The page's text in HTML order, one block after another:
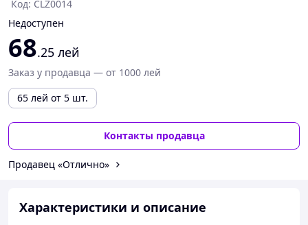
Код: CLZ0014
Недоступен
68.25 лей
Заказ у продавца — от 1000 лей
65 лей от 5 шт.
Контакты продавца
Продавец «Отлично»
Характеристики и описание